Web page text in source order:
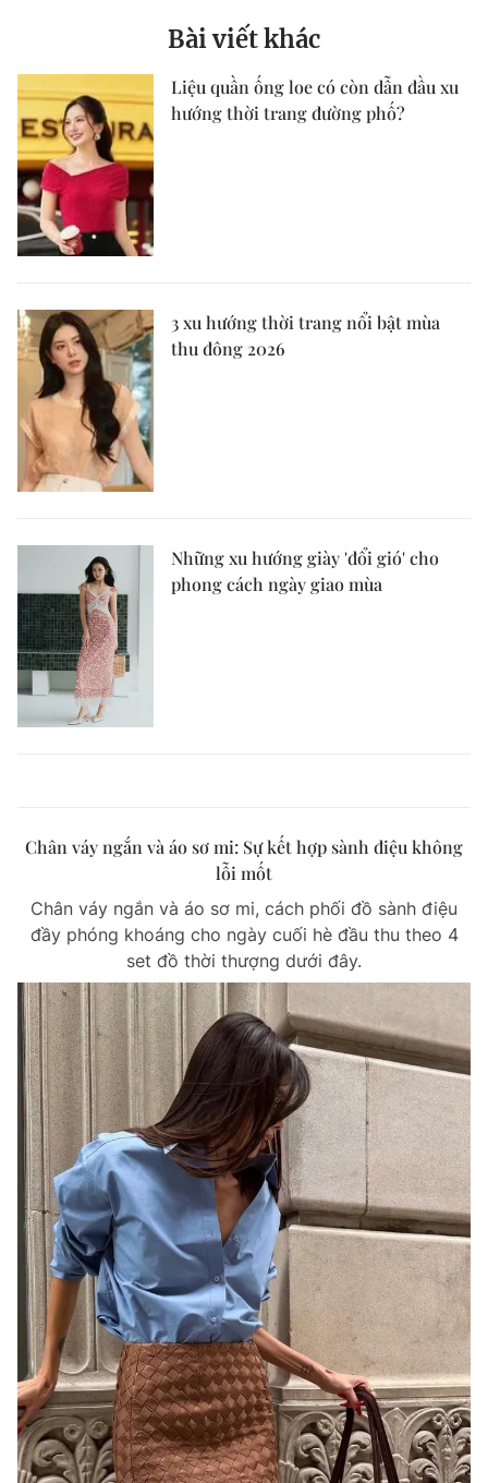
Bài viết khác
Liệu quần ống loe có còn dẫn đầu xu
hướng thời trang đường phố?
3 xu hướng thời trang nổi bật mùa
thu đông 2026
Những xu hướng giày 'đổi gió' cho
phong cách ngày giao mùa
Chân váy ngắn và áo sơ mi: Sự kết hợp sành điệu không
lỗi mốt
Chân váy ngắn và áo sơ mi, cách phối đồ sành điệu
đầy phóng khoáng cho ngày cuối hè đầu thu theo 4
set đồ thời thượng dưới đây.